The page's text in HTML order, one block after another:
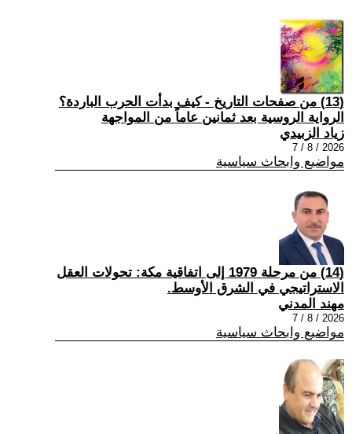
(13) من صفحات التاريخ - كيف بدأت الحرب الباردة؟
الرواية الروسية بعد ثمانين عاماً من المواجهة
زياد الزبيدي
2026 / 8 / 7
مواضيع وابحاث سياسية
(14) من مرحلة 1979 إلى اتفاقية مكة: تحولات العقل
الاستراتيجي في الشرق الأوسط.
مهند المدني
2026 / 8 / 7
مواضيع وابحاث سياسية